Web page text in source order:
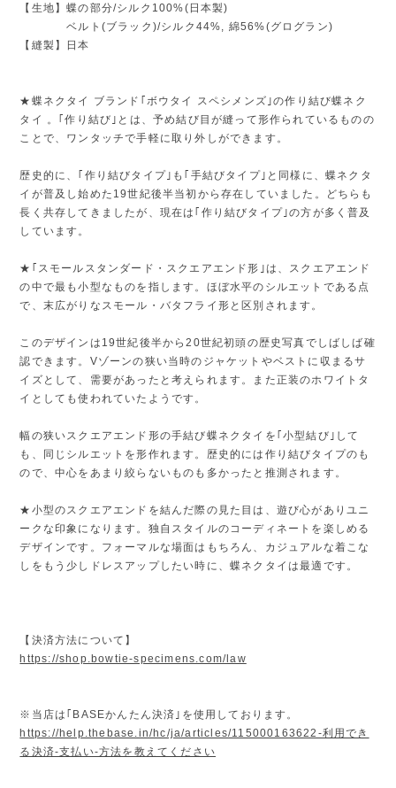
【生地】蝶の部分/シルク100%(日本製)
ベルト(ブラック)/シルク44%, 綿56%(グログラン)
【縫製】日本
★蝶ネクタイ ブランド｢ボウタイ スペシメンズ｣の作り結び蝶ネク
タイ 。｢作り結び｣とは、予め結び目が縫って形作られているものの
ことで、ワンタッチで手軽に取り外しができます。
歴史的に、｢作り結びタイプ｣も｢手結びタイプ｣と同様に、蝶ネクタ
イが普及し始めた19世紀後半当初から存在していました。どちらも
長く共存してきましたが、現在は｢作り結びタイプ｣の方が多く普及
しています。
★｢スモールスタンダード・スクエアエンド形｣は、スクエアエンド
の中で最も小型なものを指します。ほぼ水平のシルエットである点
で、末広がりなスモール・バタフライ形と区別されます。
このデザインは19世紀後半から20世紀初頭の歴史写真でしばしば確
認できます。Vゾーンの狭い当時のジャケットやベストに収まるサ
イズとして、需要があったと考えられます。また正装のホワイトタ
イとしても使われていたようです。
幅の狭いスクエアエンド形の手結び蝶ネクタイを｢小型結び｣して
も、同じシルエットを形作れます。歴史的には作り結びタイプのも
ので、中心をあまり絞らないものも多かったと推測されます。
★小型のスクエアエンドを結んだ際の見た目は、遊び心がありユニ
ークな印象になります。独自スタイルのコーディネートを楽しめる
デザインです。フォーマルな場面はもちろん、カジュアルな着こな
しをもう少しドレスアップしたい時に、蝶ネクタイは最適です。
【決済方法について】
https://shop.bowtie-specimens.com/law
※当店は｢BASEかんたん決済｣を使用しております。
https://help.thebase.in/hc/ja/articles/115000163622-利用でき
る決済-支払い-方法を教えてください